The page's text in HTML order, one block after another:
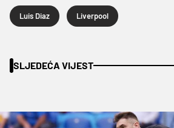
Luis Diaz Liverpool
SLJEDEĆA VIJEST